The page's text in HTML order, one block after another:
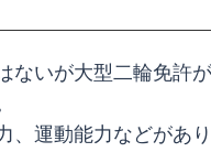
ないが大型二輪免許
、運動能力などがあ